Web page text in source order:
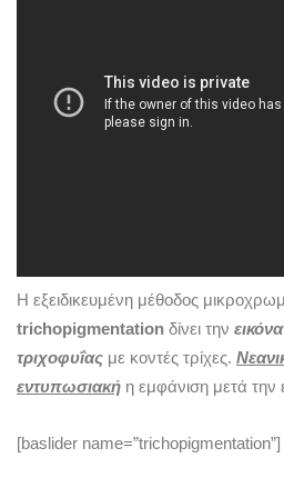
Η εξειδικευμένη μέθοδος
trichopigmentation δίνει την εικόνα
τριχοφυΐας με κοντές τρίχες.
εντυπωσιακή η εμφάνιση μετά την
[baslider name=”trichopigmentation”]